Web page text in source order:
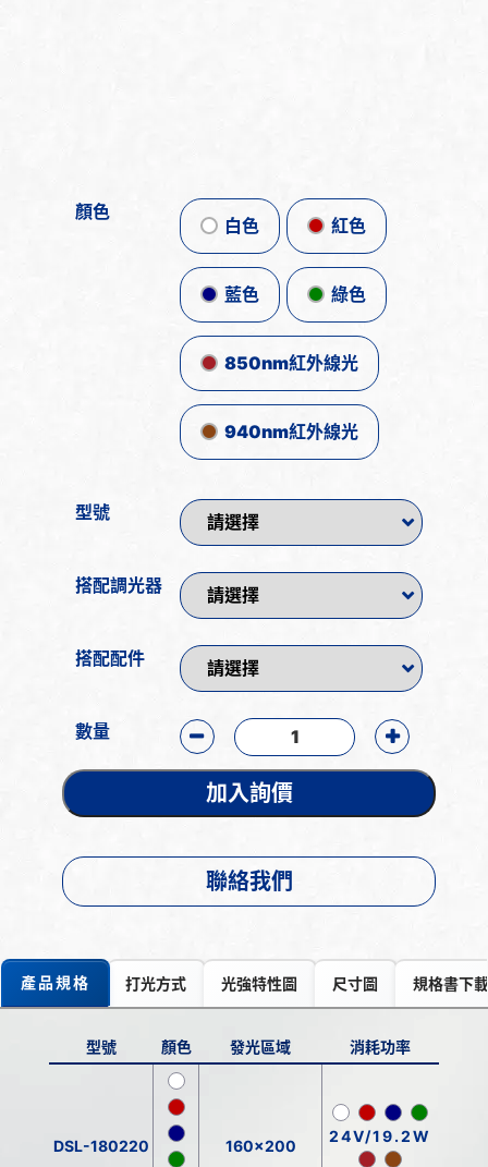
顏色
白色 紅色
藍色 綠色
850nm紅外線光
940nm紅外線光
型號
搭配調光器
搭配配件
數量
加入詢價
聯絡我們
產品規格 打光方式 光強特性圖 尺寸圖 規格書下載
型號 顏色 發光區域 消耗功率
DSL-180220 160x200
24V/19.2W